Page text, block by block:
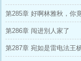
第285章 好啊林雅秋，你
第286章 闯进別人家了
第287章 宛如是雷电法王